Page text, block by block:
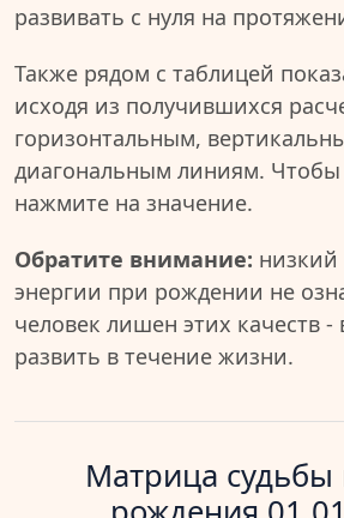
развивать с нуля на
Также рядом с таблицей
исходя из получившихся
горизонтальным,
диагональным линиям.
нажмите на значение.
Обратите внимание: низкий
энергии при рождении не
человек лишен этих качеств -
развить в течение жизни.
Матрица судьбы